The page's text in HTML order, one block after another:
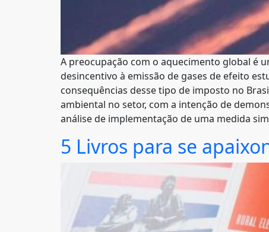
A preocupação com o aquecimento global é
desincentivo à emissão de gases de efeito
consequências desse tipo de imposto no
ambiental no setor, com a intenção de
análise de implementação de uma medida
5 Livros para se